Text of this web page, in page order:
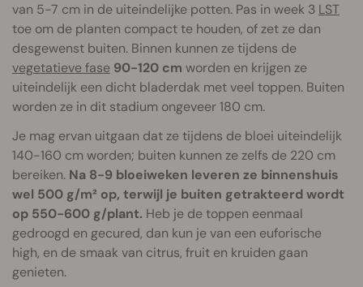
van 5-7 cm in de uiteindelijke potten. Pas in week 3 LST
toe om de planten compact te houden, of zet ze dan
desgewenst buiten. Binnen kunnen ze tijdens de
vegetatieve fase 90-120 cm worden en krijgen ze
uiteindelijk een dicht bladerdak met veel toppen. Buiten
worden ze in dit stadium ongeveer 180 cm.
Je mag ervan uitgaan dat ze tijdens de bloei uiteindelijk
140-160 cm worden; buiten kunnen ze zelfs de 220 cm
bereiken. Na 8-9 bloeiweken leveren ze binnenshuis
wel 500 g/m² op, terwijl je buiten getrakteerd wordt
op 550-600 g/plant. Heb je de toppen eenmaal
gedroogd en gecured, dan kun je van een euforische
high, en de smaak van citrus, fruit en kruiden gaan
genieten.